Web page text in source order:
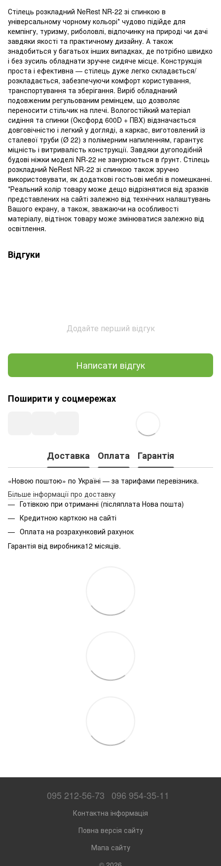
Стілець розкладний NeRest NR-22 зі спинкою в
універсальному чорному кольорі* чудово підійде для
кемпінгу, туризму, риболовлі, відпочинку на природі чи дачі
завдяки якості та практичному дизайну. А також
знадобиться у багатьох інших випадках, де потрібно швидко
і без зусиль обладнати зручне сидяче місце. Конструкція
проста і ефективна — стілець дуже легко складається/
розкладається, забезпечуючи комфорт користування,
транспортування та зберігання. Виріб обладнаний
подовженим регульованим ремінцем, що дозволяє
переносити стільчик на плечі. Вологостійкий матеріал
сидіння та спинки (Оксфорд 600D + ПВХ) відзначається
довговічністю і легкий у догляді, а каркас, виготовлений із
сталевої труби (Ø 22) з полімерним напиленням, гарантує
міцність і витривалість конструкції. Завдяки дугоподібній
будові ніжки моделі NR-22 не занурюються в ґрунт. Стілець
розкладний NeRest NR-22 зі спинкою також зручно
використовувати, як додаткові гостьові меблі в помешканні.
*Реальний колір товару може дещо відрізнятися від зразків
представлених на сайті залежно від технічних налаштувань
Вашого екрану, а також, зважаючи на особливості
матеріалу, відтінок товару може змінюватися залежно від
освітлення.
Відгуки
Додайте перший відгук
Написати відгук
Поширити у соцмережах
Доставка Оплата Гарантія
«Новою поштою» по Україні — за тарифами перевізника.
Більше інформації про доставку
Готівкою при отриманні (післяплата Нова пошта)
Кредитною карткою на сайті
Оплата на розрахунковий рахунок
Гарантія від виробника12 місяців.
095 212-56-73 096 954-35-11
Контактна інформація
Повна версія сайту
Мапа сайту